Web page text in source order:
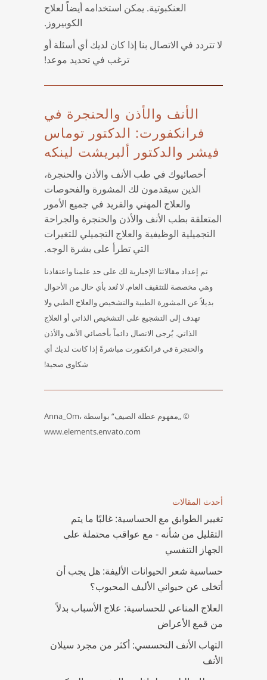
أحدث المقالات
تغيير الطوابق مع الحساسية: غالبًا ما يتم
التقليل من شأنه - مع عواقب محتملة على
الجهاز التنفسي
حساسية شعر الحيوانات الأليفة: هل يجب أن
أتخلى عن حيواني الأليف المحبوب؟
العلاج المناعي للحساسية: علاج الأسباب بدلاً
من قمع الأعراض
التهاب الأنف التحسسي: أكثر من مجرد سيلان
الأنف
العنكبوتية. يمكن استخدامه أيضاً لعلاج
الكوبيروز.
لا تتردد في الاتصال بنا إذا كان لديك أي أسئلة أو
ترغب في تحديد موعد!
الأنف والأذن والحنجرة في
فرانكفورت: الدكتور توماس
فيشر والدكتور ألبريشت لينكه
أخصائيوك في طب الأنف والأذن والحنجرة،
الذين سيقدمون لك المشورة والفحوصات
والعلاج المهني والفريد في جميع الأمور
المتعلقة بطب الأنف والأذن والحنجرة والجراحة
التجميلية الوظيفية والعلاج التجميلي للتغيرات
التي تطرأ على بشرة الوجه.
تم إعداد مقالاتنا الإخبارية لك على حد علمنا واعتقادنا
وهي مخصصة للتثقيف العام. لا تُعد بأي حال من الأحوال
بديلاً عن المشورة الطبية والتشخيص والعلاج الطبي ولا
تهدف إلى التشجيع على التشخيص الذاتي أو العلاج
الذاتي. يُرجى الاتصال دائماً بأخصائي الأنف والأذن
والحنجرة في فرانكفورت مباشرةً إذا كانت لديك أي
شكاوى صحية!
© „مفهوم عطلة الصيف“ بواسطة Anna_Om،
www.elements.envato.com